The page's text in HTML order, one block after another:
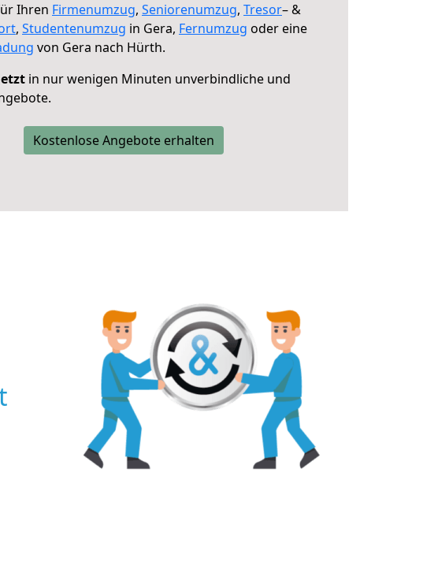
Ihren Firmenumzug, Seniorenumzug, Tresor– &
, Studentenumzug in Gera, Fernumzug oder eine
von Gera nach Hürth.
in nur wenigen Minuten unverbindliche und
Kostenlose Angebote erhalten